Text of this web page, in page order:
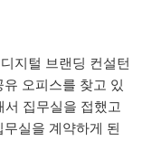
지털 브랜딩 컨설턴
오피스를 찾고 있
집무실을 접했고
실을 계약하게 된